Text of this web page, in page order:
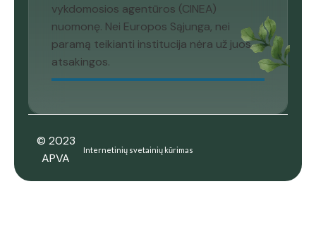
vykdomosios agentūros (CINEA)
nuomonę. Nei Europos Sąjunga, nei
paramą teikianti institucija nėra už juos
atsakingos.
© 2023
APVA
Internetinių svetainių kūrimas